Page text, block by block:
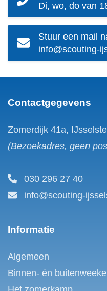
Di, wo, do van
Stuur een mail
info@scouting-
Contactgegevens
Zomerdijk 41a,
(Bezoekadres, geen
030 296 27 40
info@scouting-
Informatie
Algemeen
Binnen- én